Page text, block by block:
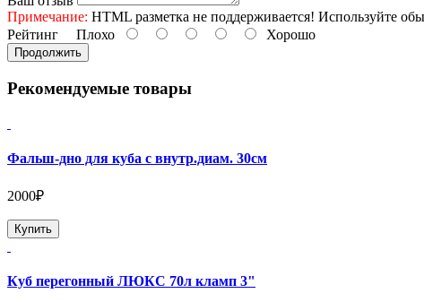
Примечание: HTML разметка не поддерживается! Используйте
Рейтинг Плохо Хорошо
Продолжить
Рекомендуемые товары
Фальш-дно для куба с внутр.диам. 30см
2000₽
Купить
Куб перегонный ЛЮКС 70л кламп 3"